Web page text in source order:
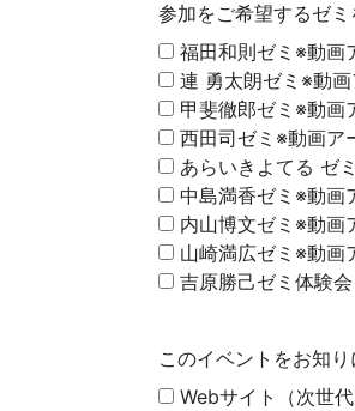
参加をご希望するゼミ
福田和則ゼミ※動画
連 勇太朗ゼミ※動
甲斐徹郎ゼミ※動画
西田司ゼミ※動画ア
あらいきよてる ゼ
中島満香ゼミ※動画
内山博文ゼミ※動画
山崎満広ゼミ※動画
吉原勝己ゼミ体験
このイベントをお知
Webサイト（次世